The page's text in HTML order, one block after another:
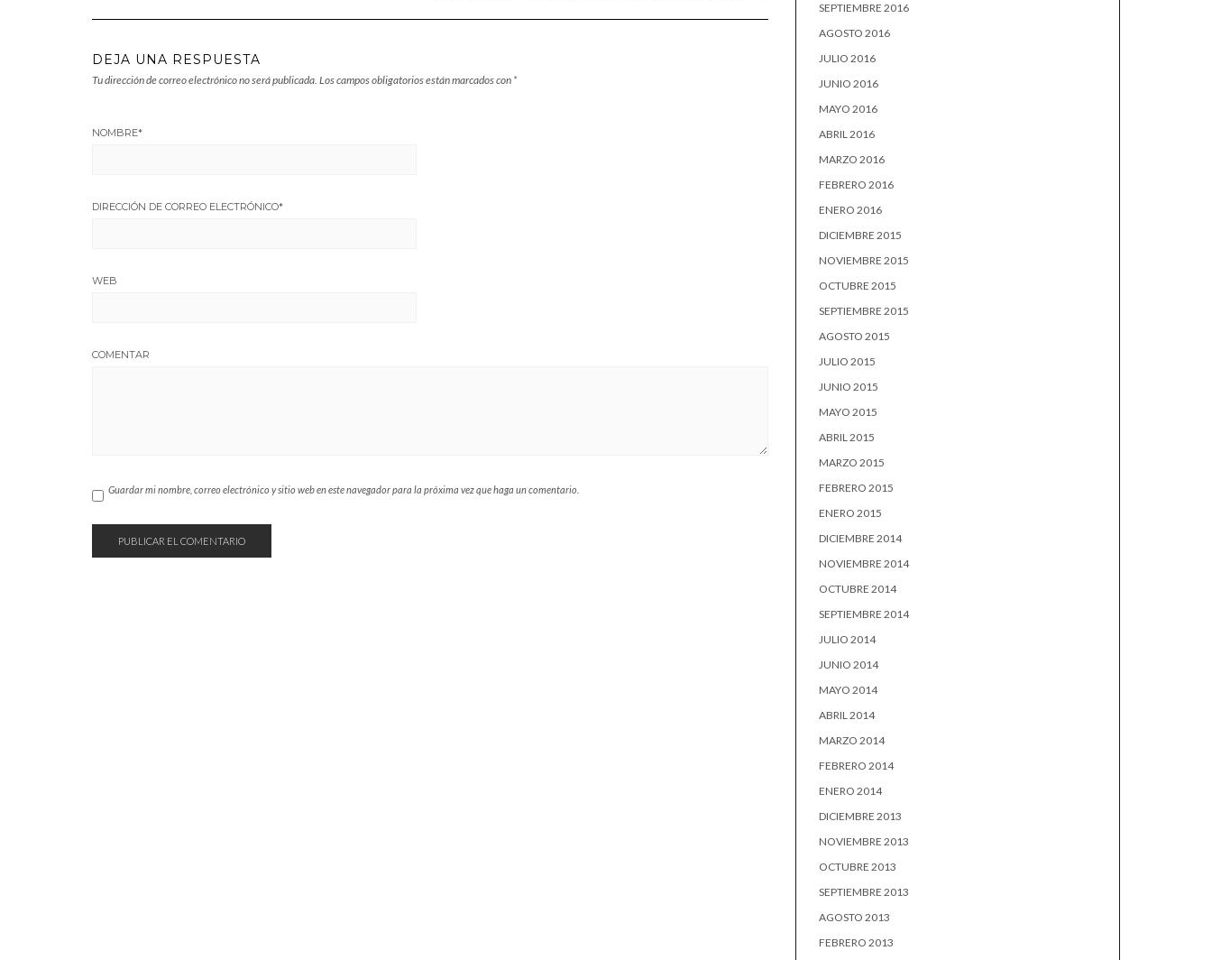
DEJA UNA RESPUESTA
Tu dirección de correo electrónico no será publicada. Los campos obligatorios están marcados con *
NOMBRE*
DIRECCIÓN DE CORREO ELECTRÓNICO*
WEB
COMENTAR
Guardar mi nombre, correo electrónico y sitio web en este navegador para la próxima vez que haga un comentario.
SEPTIEMBRE 2016
AGOSTO 2016
JULIO 2016
JUNIO 2016
MAYO 2016
ABRIL 2016
MARZO 2016
FEBRERO 2016
ENERO 2016
DICIEMBRE 2015
NOVIEMBRE 2015
OCTUBRE 2015
SEPTIEMBRE 2015
AGOSTO 2015
JULIO 2015
JUNIO 2015
MAYO 2015
ABRIL 2015
MARZO 2015
FEBRERO 2015
ENERO 2015
DICIEMBRE 2014
NOVIEMBRE 2014
OCTUBRE 2014
SEPTIEMBRE 2014
JULIO 2014
JUNIO 2014
MAYO 2014
ABRIL 2014
MARZO 2014
FEBRERO 2014
ENERO 2014
DICIEMBRE 2013
NOVIEMBRE 2013
OCTUBRE 2013
SEPTIEMBRE 2013
AGOSTO 2013
FEBRERO 2013